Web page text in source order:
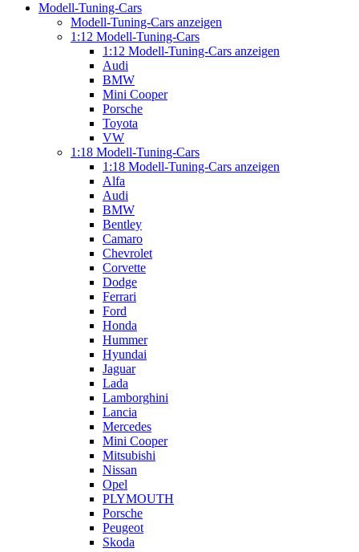
Modell-Tuning-Cars
Modell-Tuning-Cars anzeigen
1:12 Modell-Tuning-Cars
1:12 Modell-Tuning-Cars anzeigen
Audi
BMW
Mini Cooper
Porsche
Toyota
VW
1:18 Modell-Tuning-Cars
1:18 Modell-Tuning-Cars anzeigen
Alfa
Audi
BMW
Bentley
Camaro
Chevrolet
Corvette
Dodge
Ferrari
Ford
Honda
Hummer
Hyundai
Jaguar
Lada
Lamborghini
Lancia
Mercedes
Mini Cooper
Mitsubishi
Nissan
Opel
PLYMOUTH
Porsche
Peugeot
Skoda